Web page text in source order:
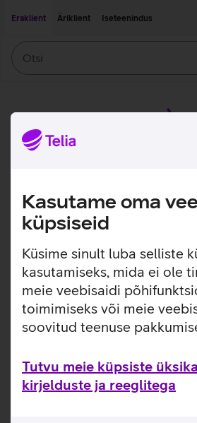
Kasutame oma
küpsiseid
Küsime sinult luba selliste
kasutamiseks, mida ei ole
meie veebisaidi
toimimiseks või meie
soovitud teenuse
Tutvu meie küpsiste
kirjelduste ja reeglitega
Eraklient
Äriklient Iseteenindus